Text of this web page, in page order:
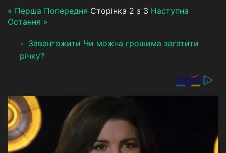
« Перша Попередня Сторінка 2 з 3 Наступна
Остання »
Завантажити Чи можна грошима загатити
річку?